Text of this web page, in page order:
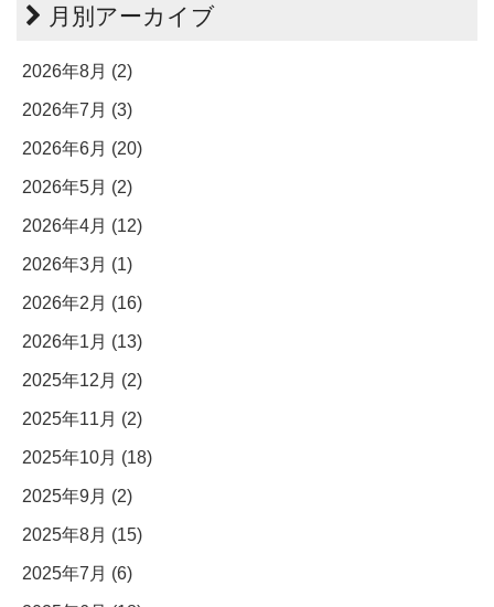
月別アーカイブ
2026年8月 (2)
2026年7月 (3)
2026年6月 (20)
2026年5月 (2)
2026年4月 (12)
2026年3月 (1)
2026年2月 (16)
2026年1月 (13)
2025年12月 (2)
2025年11月 (2)
2025年10月 (18)
2025年9月 (2)
2025年8月 (15)
2025年7月 (6)